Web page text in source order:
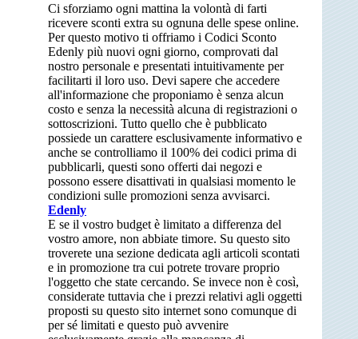
Ci sforziamo ogni mattina la volontà di farti
ricevere sconti extra su ognuna delle spese online.
Per questo motivo ti offriamo i Codici Sconto
Edenly più nuovi ogni giorno, comprovati dal
nostro personale e presentati intuitivamente per
facilitarti il loro uso. Devi sapere che accedere
all'informazione che proponiamo è senza alcun
costo e senza la necessità alcuna di registrazioni o
sottoscrizioni. Tutto quello che è pubblicato
possiede un carattere esclusivamente informativo e
anche se controlliamo il 100% dei codici prima di
pubblicarli, questi sono offerti dai negozi e
possono essere disattivati in qualsiasi momento le
condizioni sulle promozioni senza avvisarci.
Edenly
E se il vostro budget è limitato a differenza del
vostro amore, non abbiate timore. Su questo sito
troverete una sezione dedicata agli articoli scontati
e in promozione tra cui potrete trovare proprio
l'oggetto che state cercando. Se invece non è così,
considerate tuttavia che i prezzi relativi agli oggetti
proposti su questo sito internet sono comunque di
per sé limitati e questo può avvenire